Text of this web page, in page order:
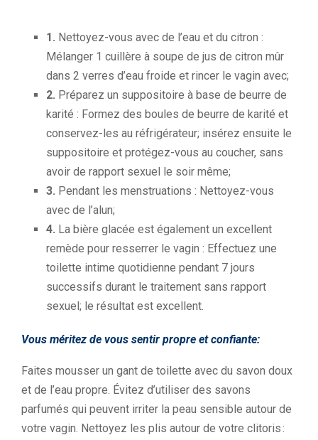
1. Nettoyez-vous avec de l’eau et du citron :
Mélanger 1 cuillère à soupe de jus de citron mûr
dans 2 verres d’eau froide et rincer le vagin avec;
2. Préparez un suppositoire à base de beurre de
karité : Formez des boules de beurre de karité et
conservez-les au réfrigérateur; insérez ensuite le
suppositoire et protégez-vous au coucher, sans
avoir de rapport sexuel le soir même;
3. Pendant les menstruations : Nettoyez-vous
avec de l’alun;
4. La bière glacée est également un excellent
remède pour resserrer le vagin : Effectuez une
toilette intime quotidienne pendant 7 jours
successifs durant le traitement sans rapport
sexuel; le résultat est excellent.
Vous méritez de vous sentir propre et confiante:
Faites mousser un gant de toilette avec du savon doux
et de l’eau propre. Évitez d’utiliser des savons
parfumés qui peuvent irriter la peau sensible autour de
votre vagin. Nettoyez les plis autour de votre clitoris :